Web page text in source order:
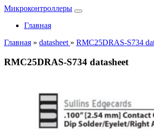
Микроконтроллеры
Главная
Главная » datasheet » RMC25DRAS-S734
RMC25DRAS-S734 datasheet